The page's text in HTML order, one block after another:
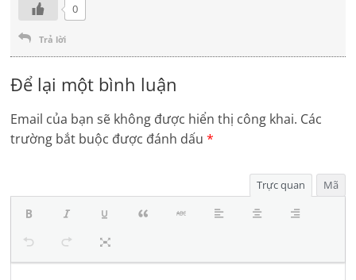
0
Trả lời
Để lại một bình luận
Email của bạn sẽ không được hiển thị công khai. Các
trường bắt buộc được đánh dấu*
Trực quan Mã